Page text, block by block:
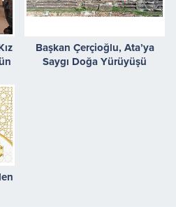
Başkan Çerçioğlu, Ata’ya
Saygı Doğa Yürüyüşü